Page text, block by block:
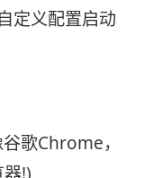
义配置启动
歌Chrome，
!)